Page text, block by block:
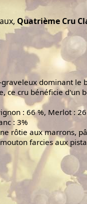
Quatrième Cru
dominant le
ce cru bénéficie d'un
: 66 %, Merlot :
: 3%
rôtie aux marrons,
farcies aux